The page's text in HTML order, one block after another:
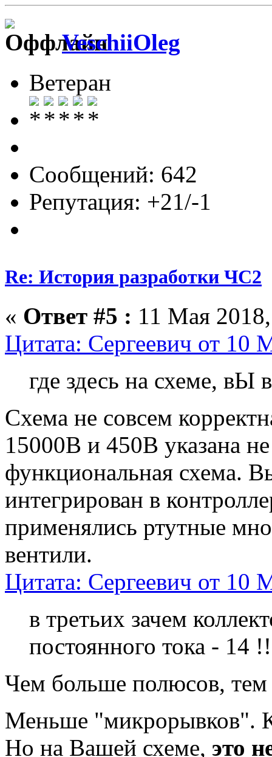
VeschiiOleg
Ветеран
Сообщений: 642
Репутация: +21/-1
Re: История разработки ЧС2
« Ответ #5 : 11 Мая
Цитата: Сергеевич от 10
где здесь на схеме,
Схема не совсем
15000В и 450В указана
функциональная схема.
интегрирован в
применялись ртутные
вентили.
Цитата: Сергеевич от 10
в третьих зачем
постоянного тока - 14
Чем больше полюсов, тем
Меньше "микрорывков".
Но на Вашей схеме, это